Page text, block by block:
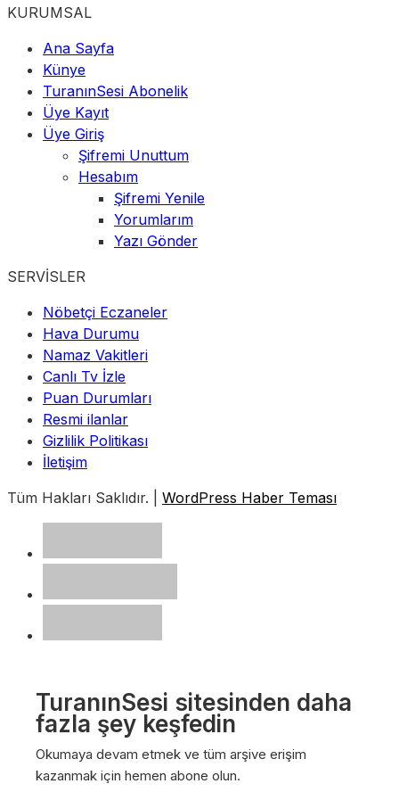
KURUMSAL
Ana Sayfa
Künye
TuranınSesi Abonelik
Üye Kayıt
Üye Giriş
Şifremi Unuttum
Hesabım
Şifremi Yenile
Yorumlarım
Yazı Gönder
SERVİSLER
Nöbetçi Eczaneler
Hava Durumu
Namaz Vakitleri
Canlı Tv İzle
Puan Durumları
Resmi ilanlar
Gizlilik Politikası
İletişim
Tüm Hakları Saklıdır. | WordPress Haber Teması
TuranınSesi sitesinden daha
fazla şey keşfedin
Okumaya devam etmek ve tüm arşive erişim
kazanmak için hemen abone olun.